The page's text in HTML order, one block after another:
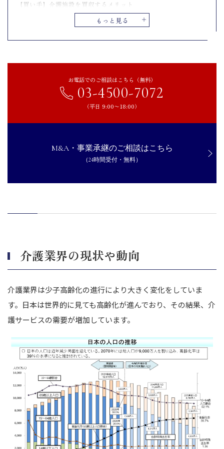
もっと見る
【買い手】介護施設を買収するメリット
【2024年】介護業界のM&Aの事例
ウエルシアHDが介護事業を行う東電パートナーズを子会社化
ブルーアースジャパンがアルファケアを子会社化
【2023年以前】介護業界のM&Aの事例
ケア21がトチギ介護サービスを事業譲受
ル・グランがはまなす介護センターを子会社化
介護保険の指定・許可の承継手続き
利用者との契約関係
M&Aにあたり押さえたい介護保険法に基づく各種手続き
まとめ｜介護施設業界は少子高齢化に備えた対策が必要。M&Aは
特におすすめ
お電話でのご相談はこちら（無料）
03-4500-7072
（平日 9:00〜18:00）
M&A・事業承継のご相談はこちら
（24時間受付・無料）
介護業界の現状や動向
介護業界は少子高齢化の進行により大きく変化をしていま
す。日本は世界的に見ても高齢化が進んでおり、その結果、介
護サービスの需要が増加しています。